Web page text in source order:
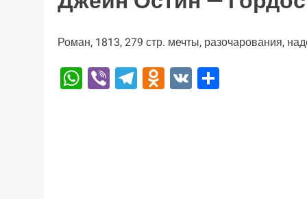
Роман, 1813, 279 стр. мечты, разочарования,
WhatsApp
ViberTelegram
Odnoklassniki
VK